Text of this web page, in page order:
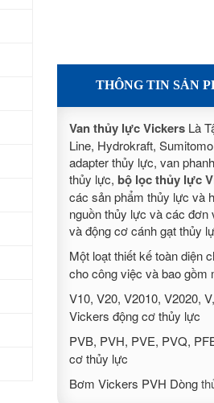
THÔNG TIN SẢN
Van thủy lực VickersLà
Line, Hydrokraft,
adapter thủy lực, van
thủy lực, bộ lọc thủy lực
các sản phẩm thủy lực và
nguồn thủy lực và các
và động cơ cánh gạt thủy
Một loạt thiết kế toàn diện
cho công việc và bao
V10, V20, V2010, V2020,
Vickers động cơ thủy lực
PVB, PVH, PVE, PVQ,
cơ thủy lực
Bơm Vickers PVH Dòng